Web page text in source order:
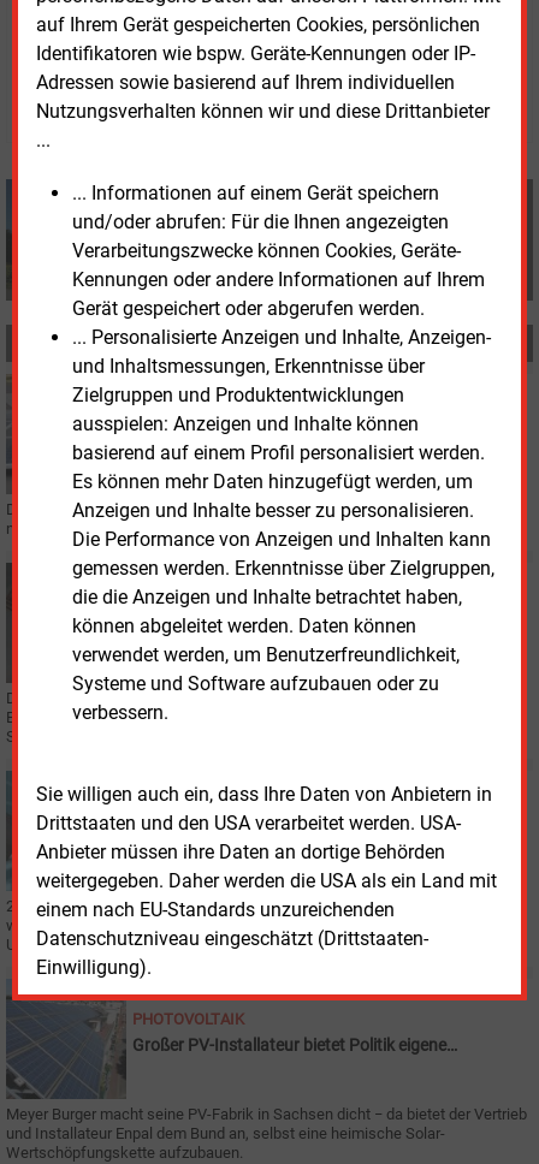
auf Ihrem Gerät gespeicherten Cookies, persönlichen
Identifikatoren wie bspw. Geräte-Kennungen oder IP-
Adressen sowie basierend auf Ihrem individuellen
Nutzungsverhalten können wir und diese Drittanbieter
...
... Informationen auf einem Gerät speichern
und/oder abrufen: Für die Ihnen angezeigten
Verarbeitungszwecke können Cookies, Geräte-
Kennungen oder andere Informationen auf Ihrem
Gerät gespeichert oder abgerufen werden.
... Personalisierte Anzeigen und Inhalte, Anzeigen-
und Inhaltsmessungen, Erkenntnisse über
Zielgruppen und Produktentwicklungen
ausspielen: Anzeigen und Inhalte können
basierend auf einem Profil personalisiert werden.
Es können mehr Daten hinzugefügt werden, um
Anzeigen und Inhalte besser zu personalisieren.
Die Performance von Anzeigen und Inhalten kann
gemessen werden. Erkenntnisse über Zielgruppen,
die die Anzeigen und Inhalte betrachtet haben,
können abgeleitet werden. Daten können
verwendet werden, um Benutzerfreundlichkeit,
Systeme und Software aufzubauen oder zu
verbessern.
Sie willigen auch ein, dass Ihre Daten von Anbietern in
Drittstaaten und den USA verarbeitet werden. USA-
Anbieter müssen ihre Daten an dortige Behörden
weitergegeben. Daher werden die USA als ein Land mit
einem nach EU-Standards unzureichenden
Datenschutzniveau eingeschätzt (Drittstaaten-
Einwilligung).
Mittwoch, 22.05.2024, 13:53 Uhr
Manfred Fischer
Manfred Fischer
+49 (0) 8152 9311 0
info@energie-und-management.de
MEHR ZUM THEMA
Montag, 9.12.2024, 14:51
PHOTOVOLTAIK
Solarmax meldet Insolvenz an
Der Hersteller von Batteriespeichern und Anbietern von Wechselrichtern wird
nun von einem Insolvenzverwalter geführt.
Dienstag, 4.06.2024, 09:37
WIRTSCHAFT
Solaranlagen-Großhändler Suntastic-Solar ist pleite
Die österreichische Firma mit Sitz nördlich von Wien ist mit rund 22 Millionen
Euro überschuldet. Auch ihr Mutterunternehmen ist in einem
Sanierungsverfahren ohne Eigenverwaltung.
Donnerstag, 18.04.2024, 17:09
WIRTSCHAFT
gerettet
240 Mitarbeiter des insolventen digitalen PV-Anbieters Eigensonne können
wohl ihre Arbeitsplätze behalten: Amia Energy, ebenfalls aus Berlin, hat das
Unternehmen übernommen.
Montag, 26.02.2024, 17:45
PHOTOVOLTAIK
Großer PV-Installateur bietet Politik eigene
Meyer Burger macht seine PV-Fabrik in Sachsen dicht − da bietet der Vertrieb
und Installateur Enpal dem Bund an, selbst eine heimische Solar-
Wertschöpfungskette aufzubauen.